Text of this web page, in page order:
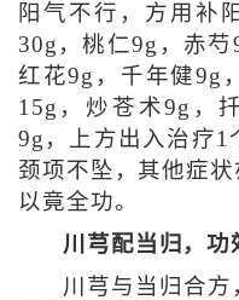
阳气不行，方用补
30g，桃仁9g，赤芍
红花9g，千年健9g
15g，炒苍术9g，
9g，上方出入治疗1
颈项不坠，其他症状
以竟全功。
川芎配当归，功
川芎与当归合